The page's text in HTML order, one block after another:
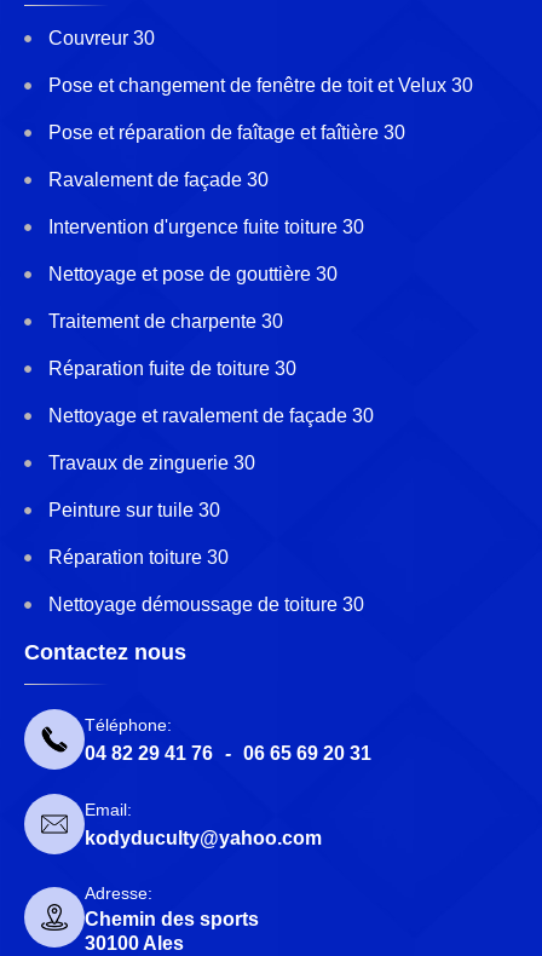
Couvreur 30
Pose et changement de fenêtre de toit et Velux 30
Pose et réparation de faîtage et faîtière 30
Ravalement de façade 30
Intervention d'urgence fuite toiture 30
Nettoyage et pose de gouttière 30
Traitement de charpente 30
Réparation fuite de toiture 30
Nettoyage et ravalement de façade 30
Travaux de zinguerie 30
Peinture sur tuile 30
Réparation toiture 30
Nettoyage démoussage de toiture 30
Contactez nous
Téléphone:
04 82 29 41 76 - 06 65 69 20 31
Email:
kodyduculty@yahoo.com
Adresse:
Chemin des sports
30100 Ales